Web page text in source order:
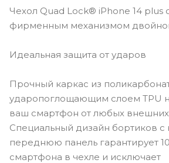
Чехол Quad Lock® iPhone 14 plus
фирменным механизмом
Идеальная защита от ударов
Прочный каркас из
ударопоглощающим слоем TPU
ваш смартфон от любых внешних
Специальный дизайн бортиков с
переднюю панель гарантирует
смартфона в чехле и исключает